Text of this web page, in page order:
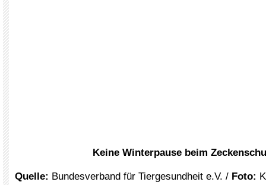
Keine Winterpause beim
Quelle: Bundesverband für Tiergesundheit e.V. / Foto: